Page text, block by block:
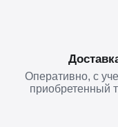
Оперативно, с
приобретенный